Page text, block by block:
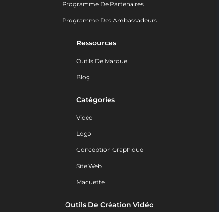
Programme De Partenaires
Programme Des Ambassadeurs
Ressources
Outils De Marque
Blog
Catégories
Vidéo
Logo
Conception Graphique
Site Web
Maquette
Outils De Création Vidéo